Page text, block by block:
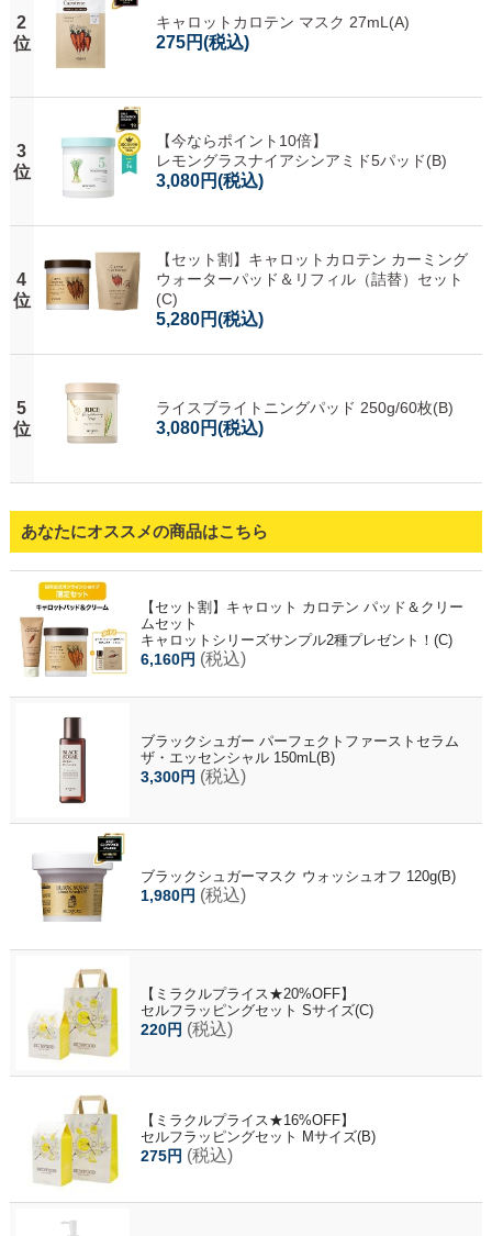
2
位
キャロットカロテン マスク 27mL(A)
275円(税込)
3
位
【今ならポイント10倍】
レモングラスナイアシンアミド5パッド(B)
3,080円(税込)
4
位
【セット割】キャロットカロテン カーミング
ウォーターパッド＆リフィル（詰替）セット
(C)
5,280円(税込)
5
位
ライスブライトニングパッド 250g/60枚(B)
3,080円(税込)
あなたにオススメの商品はこちら
【セット割】キャロット カロテン パッド＆クリー
ムセット
キャロットシリーズサンプル2種プレゼント！(C)
6,160円 (税込)
ブラックシュガー パーフェクトファーストセラム
ザ・エッセンシャル 150mL(B)
3,300円 (税込)
ブラックシュガーマスク ウォッシュオフ 120g(B)
1,980円 (税込)
【ミラクルプライス★20%OFF】
セルフラッピングセット Sサイズ(C)
220円 (税込)
【ミラクルプライス★16%OFF】
セルフラッピングセット Mサイズ(B)
275円 (税込)